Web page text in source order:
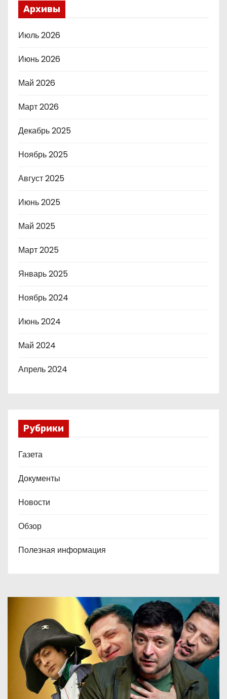
Архивы
Июль 2026
Июнь 2026
Май 2026
Март 2026
Декабрь 2025
Ноябрь 2025
Август 2025
Июнь 2025
Май 2025
Март 2025
Январь 2025
Ноябрь 2024
Июнь 2024
Май 2024
Апрель 2024
Рубрики
Газета
Документы
Новости
Обзор
Полезная информация